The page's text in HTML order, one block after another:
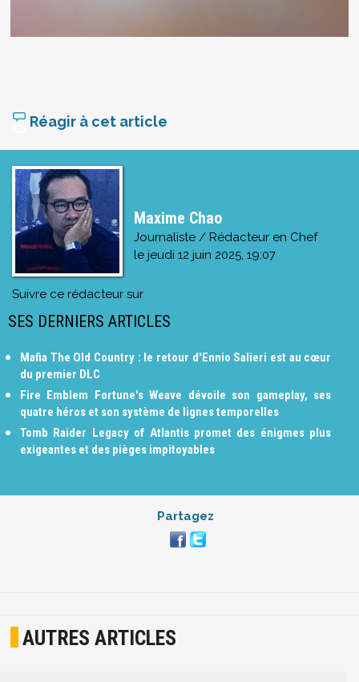
Réagir à cet article
Maxime Chao
Journaliste / Rédacteur en Chef
le jeudi 12 juin 2025, 19:07
Suivre ce rédacteur sur
SES DERNIERS ARTICLES
Mafia The Old Country : le retour d'Ennio Salieri est au cœur
du premier DLC
Fire Emblem Fortune's Weave dévoile son gameplay, ses
quatre héros et son système de lignes temporelles
Tomb Raider Legacy of Atlantis promet des énigmes plus
exigeantes et des pièges impitoyables
Partagez
AUTRES ARTICLES